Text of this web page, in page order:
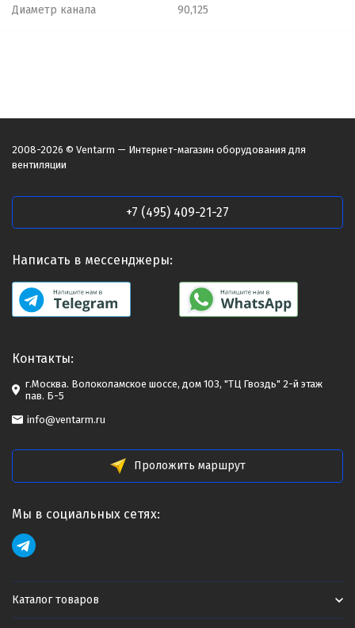
Диаметр канала 90,125
2008-2026 © Ventarm — Интернет-магазин оборудования для
вентиляции
+7 (495) 409-21-27
Написать в мессенджеры:
Контакты:
г.Москва. Волоколамское шоссе, дом 103, "ТЦ Гвоздь" 2-й этаж
пав. Б-5
info@ventarm.ru
Проложить маршрут
Мы в социальных сетях:
Каталог товаров